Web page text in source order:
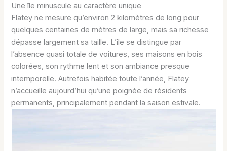
Une île minuscule au caractère unique
Flatey ne mesure qu’environ 2 kilomètres de long pour
quelques centaines de mètres de large, mais sa richesse
dépasse largement sa taille. L’île se distingue par
l’absence quasi totale de voitures, ses maisons en bois
colorées, son rythme lent et son ambiance presque
intemporelle. Autrefois habitée toute l’année, Flatey
n’accueille aujourd’hui qu’une poignée de résidents
permanents, principalement pendant la saison estivale.